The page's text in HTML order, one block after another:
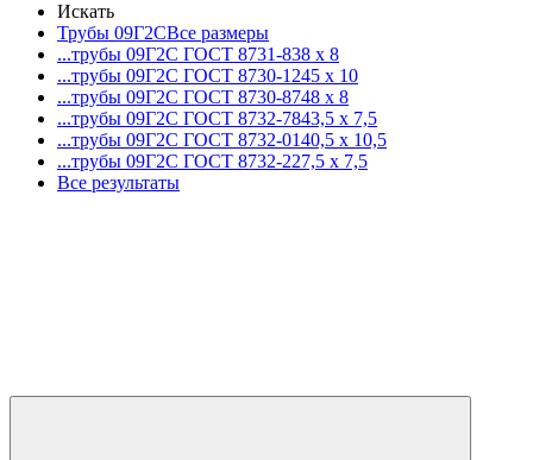
Искать
Трубы 09Г2СВсе размеры
...трубы 09Г2С ГОСТ 8731-838 x 8
...трубы 09Г2С ГОСТ 8730-1245 x 10
...трубы 09Г2С ГОСТ 8730-8748 x 8
...трубы 09Г2С ГОСТ 8732-7843,5 x 7,5
...трубы 09Г2С ГОСТ 8732-0140,5 x 10,5
...трубы 09Г2С ГОСТ 8732-227,5 x 7,5
Все результаты